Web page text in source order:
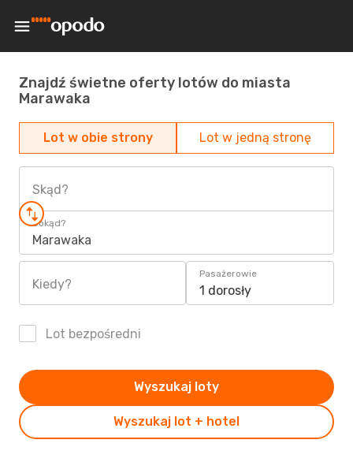
Znajdź świetne oferty lotów do miasta
Marawaka
Lot w obie strony Lot w jedną stronę
Skąd?
Dokąd?
Marawaka
Kiedy?
Pasażerowie
1 dorosły
Lot bezpośredni
Wyszukaj lot + hotel
Wyszukaj loty